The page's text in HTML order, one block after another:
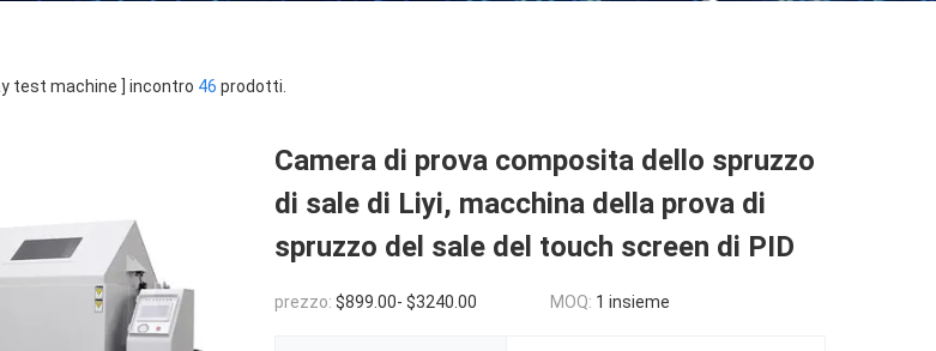
test machine ] incontro 46 prodotti.
Camera di prova composita dello spruzzo
di sale di Liyi, macchina della prova di
spruzzo del sale del touch screen di PID
prezzo: $899.00- $3240.00 MOQ: 1 insieme